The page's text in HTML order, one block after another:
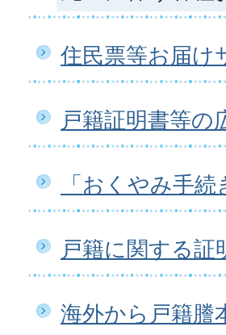
住民票等お届け
戸籍証明書等の
「おくやみ手
戸籍に関する証
海外から戸籍謄